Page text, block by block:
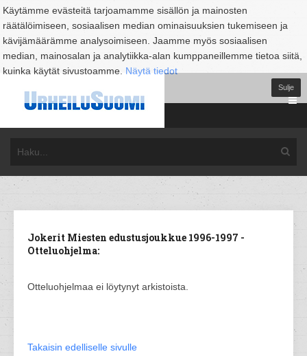
Käytämme evästeitä tarjoamamme sisällön ja mainosten
räätälöimiseen, sosiaalisen median ominaisuuksien tukemiseen ja
kävijämäärämme analysoimiseen. Jaamme myös sosiaalisen
median, mainosalan ja analytiikka-alan kumppaneillemme tietoa siitä,
kuinka käytät sivustoamme. Näytä tiedot
Sulje
Jokerit Miesten edustusjoukkue 1996-1997 -
Otteluohjelma:
Otteluohjelmaa ei löytynyt arkistoista.
Takaisin edelliselle sivulle